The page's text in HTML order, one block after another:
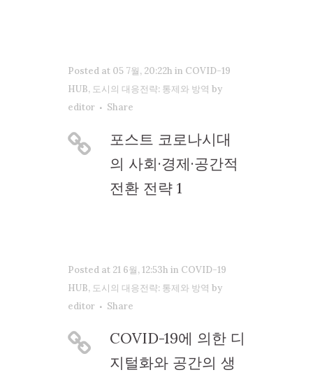
Posted at 05 7월, 20:22h in COVID-19
HUB, 도시의 대응전략: 통제와 방역 by
editor
Share
포스트 코로나시대
의 사회·경제·공간적
전환 전략 1
Posted at 21 6월, 12:53h in COVID-19
HUB, 도시의 대응전략: 통제와 방역 by
editor
Share
COVID-19에 의한 디
지털화와 공간의 생